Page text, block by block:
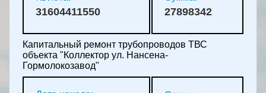
31604411550 27898342
Капитальный ремонт трубопроводов ТВС
объекта "Коллектор ул. Нансена-
Гормолокозавод"